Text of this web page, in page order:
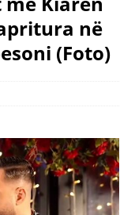
në
(Foto)